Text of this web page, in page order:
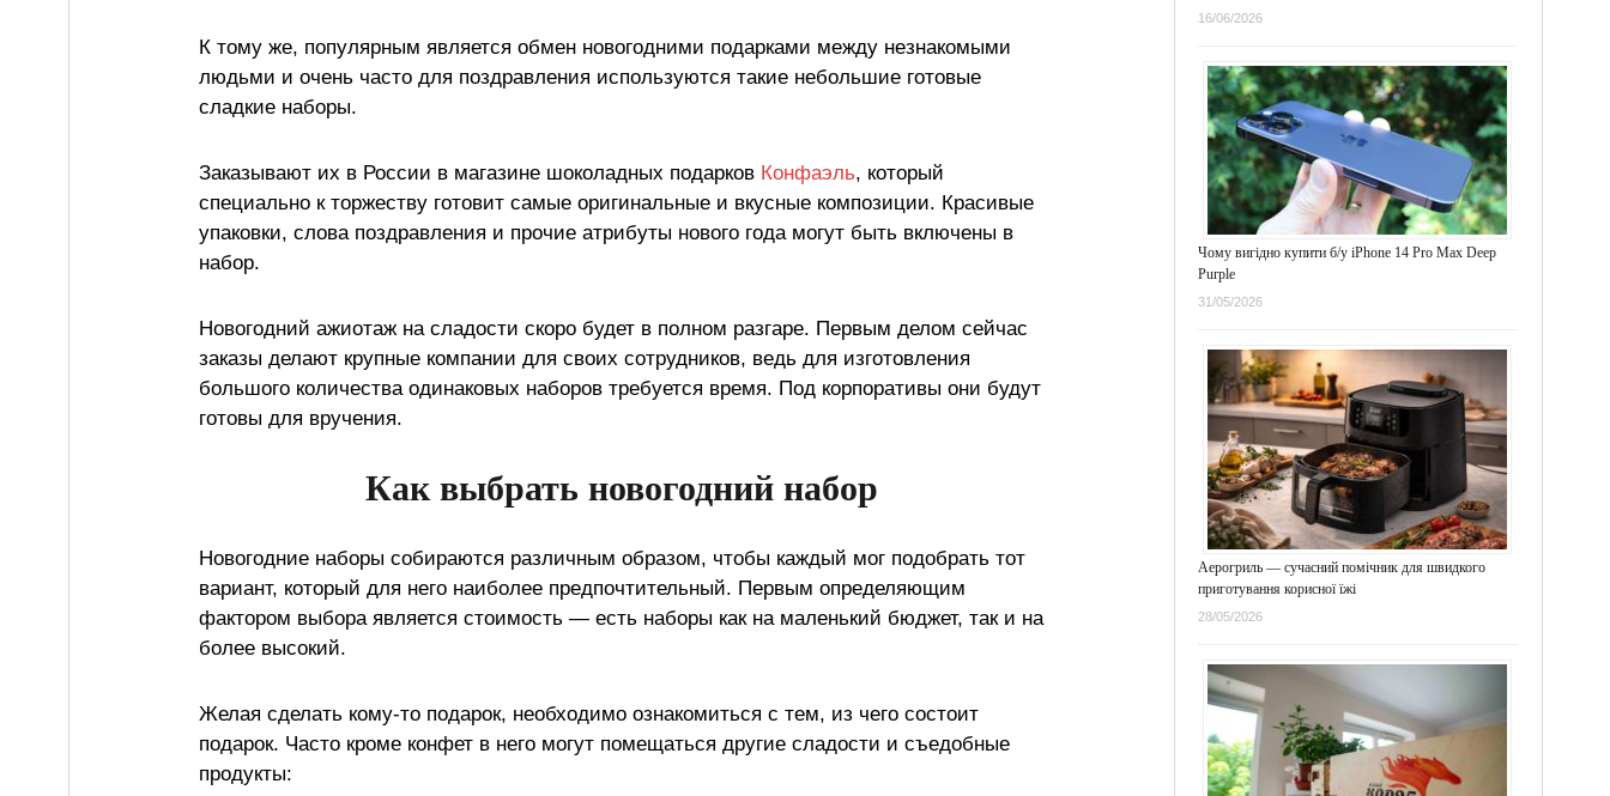
К тому же, популярным является обмен новогодними подарками между незнакомыми
людьми и очень часто для поздравления используются такие небольшие готовые
сладкие наборы.
Заказывают их в России в магазине шоколадных подарков Конфаэль, который
специально к торжеству готовит самые оригинальные и вкусные композиции. Красивые
упаковки, слова поздравления и прочие атрибуты нового года могут быть включены в
набор.
Новогодний ажиотаж на сладости скоро будет в полном разгаре. Первым делом сейчас
заказы делают крупные компании для своих сотрудников, ведь для изготовления
большого количества одинаковых наборов требуется время. Под корпоративы они будут
готовы для вручения.
Как выбрать новогодний набор
Новогодние наборы собираются различным образом, чтобы каждый мог подобрать тот
вариант, который для него наиболее предпочтительный. Первым определяющим
фактором выбора является стоимость — есть наборы как на маленький бюджет, так и на
более высокий.
Желая сделать кому-то подарок, необходимо ознакомиться с тем, из чего состоит
подарок. Часто кроме конфет в него могут помещаться другие сладости и съедобные
продукты:
16/06/2026
Чому вигідно купити б/у iPhone 14 Pro Max Deep
Purple
31/05/2026
Аерогриль — сучасний помічник для швидкого
приготування корисної їжі
28/05/2026